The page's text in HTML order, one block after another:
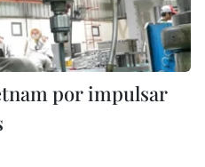
por impulsar